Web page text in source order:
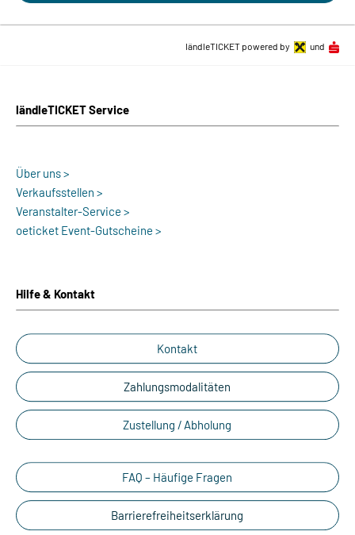
ländleTICKET Service
Über uns >
Verkaufsstellen >
Veranstalter-Service >
oeticket Event-Gutscheine >
Hilfe & Kontakt
Kontakt
Zahlungsmodalitäten
Zustellung / Abholung
FAQ – Häufige Fragen
Barrierefreiheitserklärung
ländleTICKET powered by und